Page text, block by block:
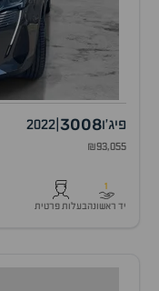
פיג'ו3008
2022
₪93,055
1
יד ראשונהבעלות פרטית